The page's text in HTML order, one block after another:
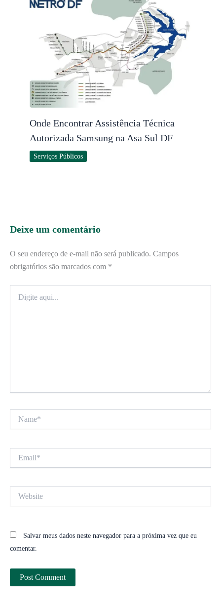
Onde Encontrar Assistência Técnica
Autorizada Samsung na Asa Sul DF
Serviços Públicos
Deixe um comentário
O seu endereço de e-mail não será publicado. Campos
obrigatórios são marcados com *
aqui...
Salvar meus dados neste navegador para a próxima vez que eu
comentar.